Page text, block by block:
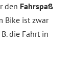
den Fahrspaß
Bike ist zwar
die Fahrt in